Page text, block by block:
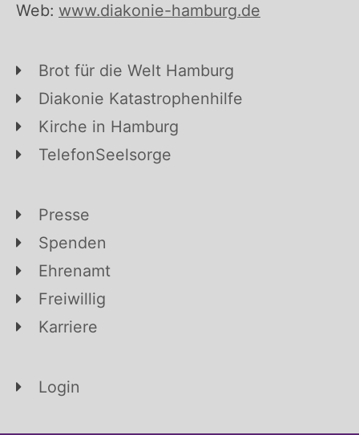
Web: www.diakonie-hamburg.de
Brot für die Welt Hamburg
Diakonie Katastrophenhilfe
Kirche in Hamburg
TelefonSeelsorge
Presse
Spenden
Ehrenamt
Freiwillig
Karriere
Login